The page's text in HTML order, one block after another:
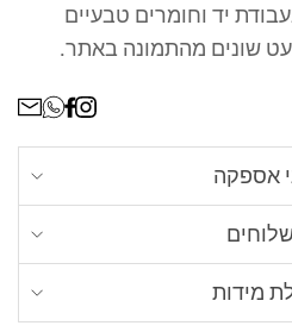
יד וחומרים טבעיים
שונים מהתמונה באתר.
אספקה
לפי הזמנה אישית, זמן
מידות